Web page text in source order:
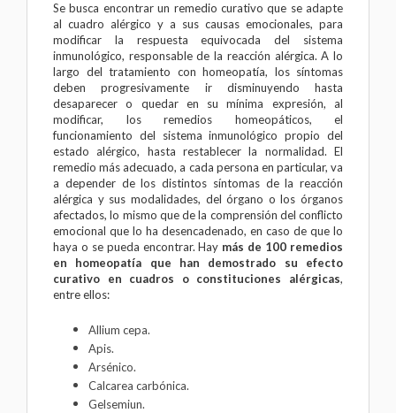
Se busca encontrar un remedio curativo que se adapte
al cuadro alérgico y a sus causas emocionales, para
modificar la respuesta equivocada del sistema
inmunológico, responsable de la reacción alérgica. A lo
largo del tratamiento con homeopatía, los síntomas
deben progresivamente ir disminuyendo hasta
desaparecer o quedar en su mínima expresión, al
modificar, los remedios homeopáticos, el
funcionamiento del sistema inmunológico propio del
estado alérgico, hasta restablecer la normalidad. El
remedio más adecuado, a cada persona en particular, va
a depender de los distintos síntomas de la reacción
alérgica y sus modalidades, del órgano o los órganos
afectados, lo mismo que de la comprensión del conflicto
emocional que lo ha desencadenado, en caso de que lo
haya o se pueda encontrar. Hay más de 100 remedios
en homeopatía que han demostrado su efecto
curativo en cuadros o constituciones alérgicas,
entre ellos:
Allium cepa.
Apis.
Arsénico.
Calcarea carbónica.
Gelsemiun.